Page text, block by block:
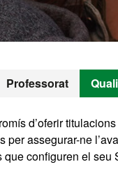
Professorat
d’oferir
assegurar-ne
configuren el seu